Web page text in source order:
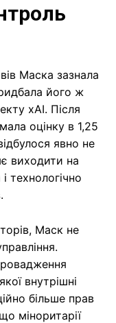
Маска зазнала
його ж
xAI. Після
оцінку в 1,25
явно не
виходити на
технологічно
Маск не
внутрішні
більше прав
міноритарії